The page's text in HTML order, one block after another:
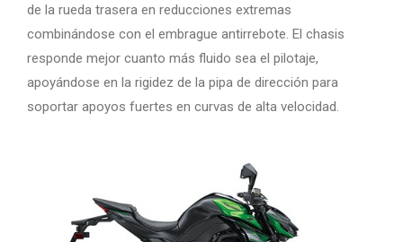
de la rueda trasera en reducciones extremas
combinándose con el embrague antirrebote. El chasis
responde mejor cuanto más fluido sea el pilotaje,
apoyándose en la rigidez de la pipa de dirección para
soportar apoyos fuertes en curvas de alta velocidad.